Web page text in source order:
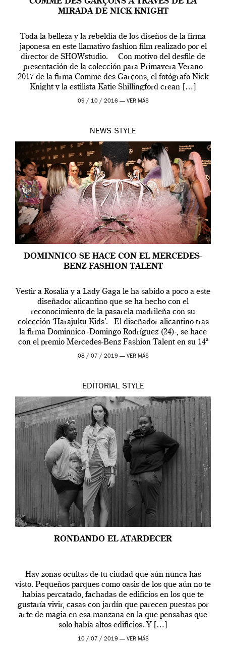
COMME DES GARÇONS A TRAVÉS DE LA
MIRADA DE NICK KNIGHT
Toda la belleza y la rebeldía de los diseños de la firma
japonesa en este llamativo fashion film realizado por el
director de SHOWstudio. Con motivo del desfile de
presentación de la colección para Primavera Verano
2017 de la firma Comme des Garçons, el fotógrafo Nick
Knight y la estilista Katie Shillingford crean […]
09 / 10 / 2016 — VER MÁS
NEWS STYLE
DOMINNICO SE HACE CON EL MERCEDES-
BENZ FASHION TALENT
Vestir a Rosalía y a Lady Gaga le ha sabido a poco a este
diseñador alicantino que se ha hecho con el
reconocimiento de la pasarela madrileña con su
colección ‘Harajuku Kids’. El diseñador alicantino tras
la firma Dominnico -Domingo Rodríguez (24)-, se hace
con el premio Mercedes-Benz Fashion Talent en su 14ª
edición. […]
08 / 07 / 2019 — VER MÁS
EDITORIAL STYLE
RONDANDO EL ATARDECER
Hay zonas ocultas de tu ciudad que aún nunca has
visto. Pequeños parques como oasis de los que aún no te
habías percatado, fachadas de edificios en los que te
gustaría vivir, casas con jardín que parecen puestas por
arte de magia en esa manzana en la que pensabas que
solo había altos edificios. Y […]
10 / 07 / 2019 — VER MÁS